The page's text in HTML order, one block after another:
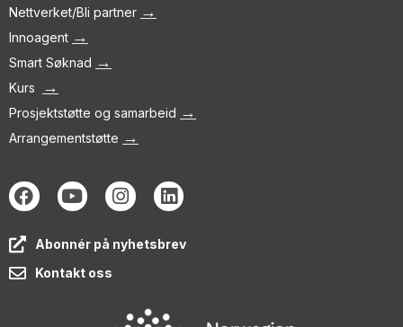
Nettverket/Bli partner →
Innoagent →
Smart Søknad →
Kurs →
Prosjektstøtte og samarbeid →
Arrangementstøtte →
Abonnér på nyhetsbrev
Kontakt oss